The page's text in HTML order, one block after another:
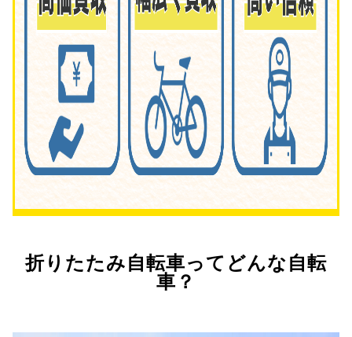
折りたたみ自転車ってどんな自転
車？